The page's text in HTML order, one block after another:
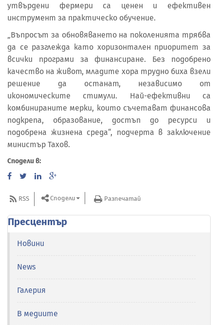
утвърдени фермери са ценен и ефективен
инструмент за практическо обучение.
„Въпросът за обновяването на поколенията трябва
да се разглежда като хоризонтален приоритет за
всички програми за финансиране. Без подобрено
качество на живот, младите хора трудно биха взели
решение да останат, независимо от
икономическите стимули. Най-ефективни са
комбинираните мерки, които съчетават финансова
подкрепа, образование, достъп до ресурси и
подобрена жизнена среда“, подчерта в заключение
министър Тахов.
Сподели в:
RSS Сподели Разпечатай
Пресцентър
Новини
News
Галерия
В медиите